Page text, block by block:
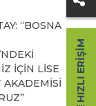
“BOSNA
İÇİN LİSE
AKADEMİSİ
HIZLI ERIŞIM